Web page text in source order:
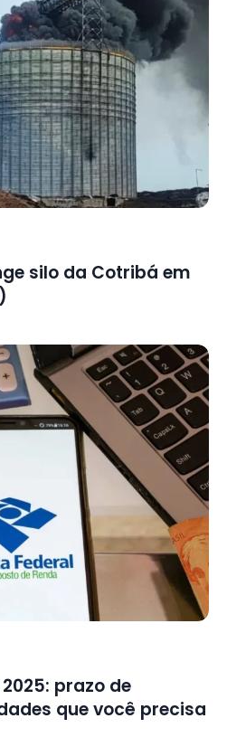
silo da Cotribá em
prazo de
que você precisa